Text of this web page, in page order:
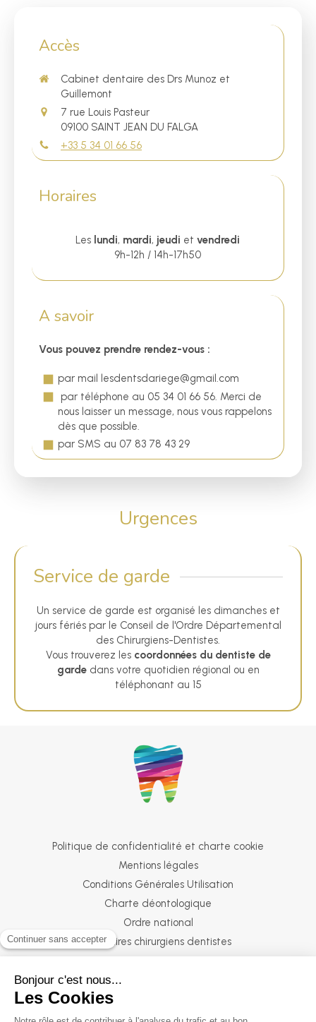
Accès
Cabinet dentaire des Drs Munoz et
Guillemont
7 rue Louis Pasteur
09100 SAINT JEAN DU FALGA
+33 5 34 01 66 56
Horaires
Les lundi, mardi, jeudi et vendredi
9h-12h / 14h-17h50
A savoir
Vous pouvez prendre rendez-vous :
par mail lesdentsdariege@gmail.com
par téléphone au 05 34 01 66 56. Merci de
nous laisser un message, nous vous rappelons
dès que possible.
par SMS au 07 83 78 43 29
Urgences
Service de garde
Un service de garde est organisé les dimanches et
jours fériés par le Conseil de l'Ordre Départemental
des Chirurgiens-Dentistes.
Vous trouverez les coordonnées du dentiste de
gardedans votre quotidien régional ou en
téléphonant au 15
Politique de confidentialité et charte cookie
Mentions légales
Conditions Générales Utilisation
Charte déontologique
Ordre national
Annuaires chirurgiens dentistes
Honoraire & remboursement